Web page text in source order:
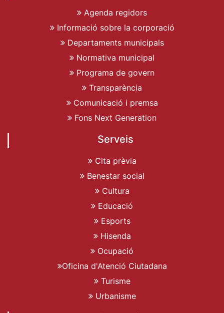
Agenda regidors
Informació sobre la corporació
Departaments municipals
Normativa municipal
Programa de govern
Transparència
Comunicació i premsa
Fons Next Generation
Serveis
Cita prèvia
Benestar social
Cultura
Educació
Esports
Hisenda
Ocupació
Oficina d'Atenció Ciutadana
Turisme
Urbanisme